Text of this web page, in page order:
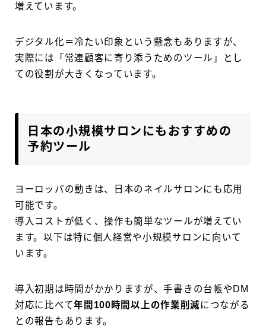
増えています。
デジタル化＝冷たい印象という懸念もありますが、
実際には「常連顧客に寄り添うためのツール」とし
ての役割が大きくなっています。
日本の小規模サロンにもおすすめの
予約ツール
ヨーロッパの動きは、日本のネイルサロンにも応用
可能です。
導入コストが低く、操作も簡単なツールが増えてい
ます。以下は特に個人経営や小規模サロンに向いて
います。
導入初期は時間がかかりますが、手書きの台帳やDM
対応に比べて年間100時間以上の作業削減につながる
との報告もあります。